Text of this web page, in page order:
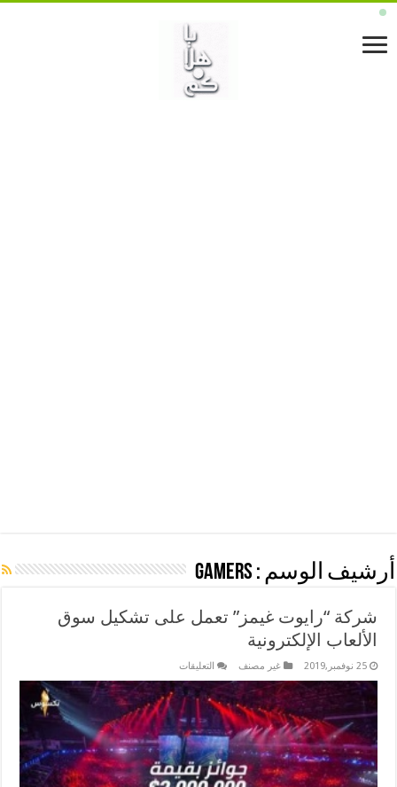
أرشيف الوسم : gamers
شركة “رايوت غيمز” تعمل على تشكيل سوق
الألعاب الإلكترونية
25 نوفمبر,2019 غير مصنف التعليقاتعلى
“رايوت
غيمز”
تعمل
على
تشكيل
سوق
الألعاب
الإلكترونية
مغلقة